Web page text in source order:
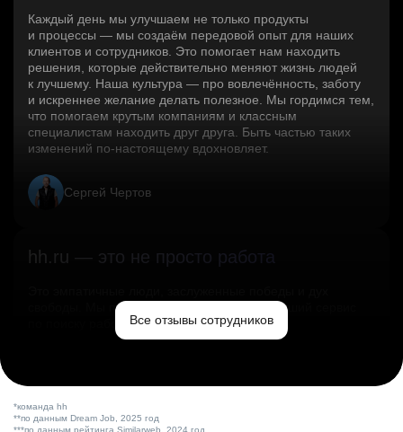
Каждый день мы улучшаем не только продукты
и процессы — мы создаём передовой опыт для наших
клиентов и сотрудников. Это помогает нам находить
решения, которые действительно меняют жизнь людей
к лучшему. Наша культура — про вовлечённость, заботу
и искреннее желание делать полезное. Мы гордимся тем,
что помогаем крутым компаниям и классным
специалистам находить друг друга. Быть частью таких
изменений по‑настоящему вдохновляет.
Сергей Чертов
hh.ru — это не просто работа
свободы. Мы помогаем миру и создаём лучший сервис
по поиску работы в стране.Все отзывы сотрудников
*команда hh
**по данным Dream Job, 2025 год
***по данным рейтинга Similarweb, 2024 год